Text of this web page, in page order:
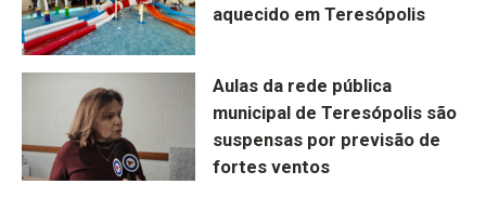
aquecido em Teresópolis
Aulas da rede pública
municipal de Teresópolis são
suspensas por previsão de
fortes ventos